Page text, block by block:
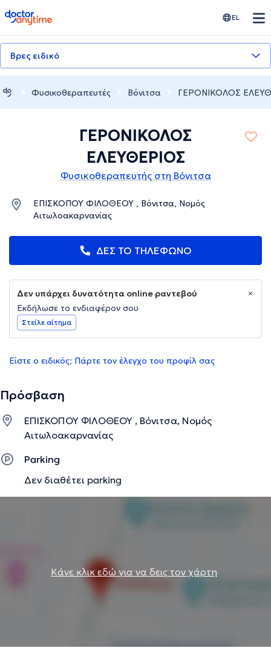
doctoranytime EL
Βρες ειδικό
Φυσικοθεραπευτές Βόνιτσα ΓΕΡΟΝΙΚΟΛΟΣ
ΓΕΡΟΝΙΚΟΛΟΣ
ΕΛΕΥΘΕΡΙΟΣ
Φυσικοθεραπευτής στη Βόνιτσα
ΕΠΙΣΚΟΠΟΥ ΦΙΛΟΘΕΟΥ , Βόνιτσα, Νομός
Αιτωλοακαρνανίας
ΔΕΣ ΤΟ ΤΗΛΕΦΩΝΟ
Δεν υπάρχει δυνατότητα online ραντεβού
Εκδήλωσε το ενδιαφέρον σου
Στείλε αίτημα
Είστε ο ειδικός; Πάρτε τον έλεγχο του προφίλ σας
Πρόσβαση
ΕΠΙΣΚΟΠΟΥ ΦΙΛΟΘΕΟΥ , Βόνιτσα, Νομός
Αιτωλοακαρνανίας
Parking
Δεν διαθέτει parking
Κάνε κλικ εδώ για να δεις τον χάρτη